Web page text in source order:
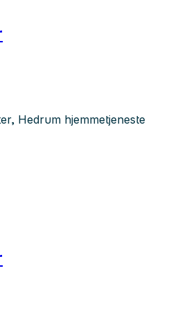
Hedrum hjemmetjeneste